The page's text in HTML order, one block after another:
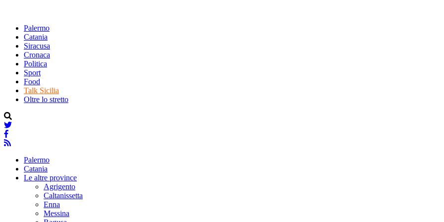
Palermo
Catania
Siracusa
Cronaca
Politica
Sport
Food
Talk Sicilia
Oltre lo stretto
Palermo
Catania
Le altre province
Agrigento
Caltanissetta
Enna
Messina